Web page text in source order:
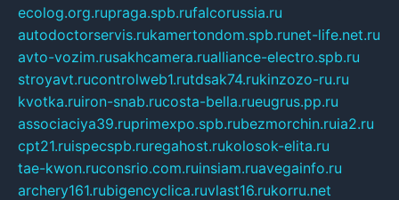
ecolog.org.rupraga.spb.rufalcorussia.ru
autodoctorservis.rukamertondom.spb.runet-life.net.ru
avto-vozim.rusakhcamera.rualliance-electro.spb.ru
stroyavt.rucontrolweb1.rutdsak74.rukinzozo-ru.ru
kvotka.ruiron-snab.rucosta-bella.rueugrus.pp.ru
associaciya39.ruprimexpo.spb.rubezmorchin.ruia2.ru
cpt21.ruispecspb.ruregahost.rukolosok-elita.ru
tae-kwon.ruconsrio.com.ruinsiam.ruavegainfo.ru
archery161.rubigencyclica.ruvlast16.rukorru.net